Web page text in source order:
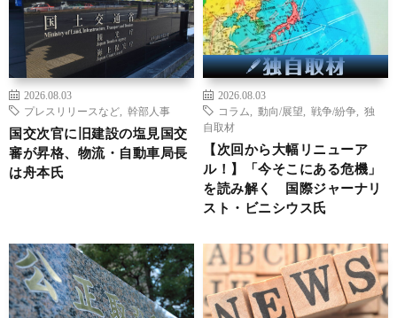
2026.08.03
プレスリリースなど
幹部人事
国交次官に旧建設の塩見国交
審が昇格、物流・自動車局長
は舟本氏
2026.08.03
コラム
動向/展望 戦争/紛争
独
自取材
【次回から大幅リニューア
ル！】「今そこにある危機」
を読み解く 国際ジャーナリ
スト・ビニシウス氏